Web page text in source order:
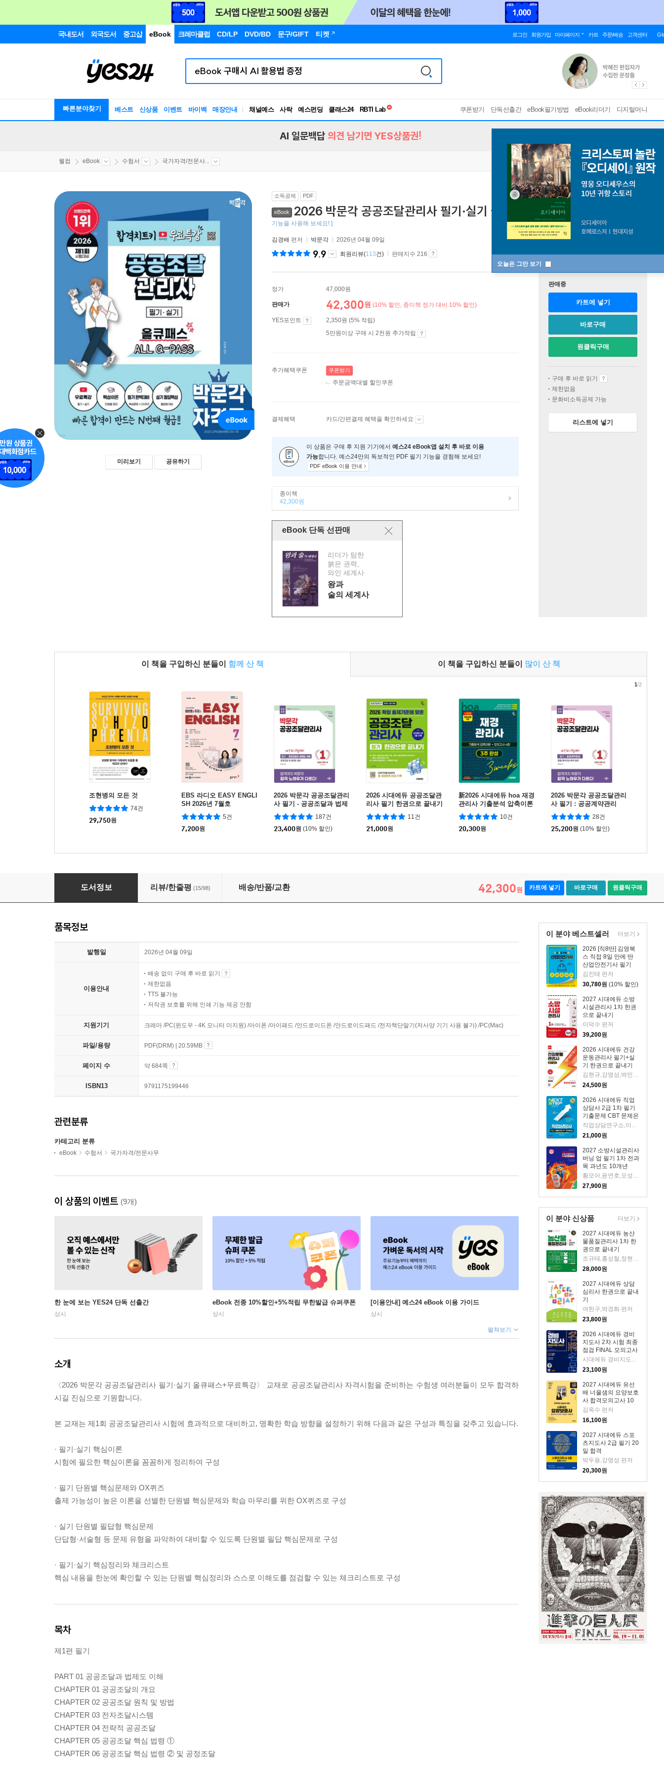
국내도서 외국도서 중고샵 eBook 크레마클럽 CD/LP DVD/BD 문구/GIFT 티켓 로그인 회원가입 마이페이지 카트 주문/배송 고객센터
빠른분야찾기 베스트 신상품 이벤트 바이백 매장안내 채널예스 사락 예스펀딩 클래스24
RBTI Lab
독서유형검사
쿠폰받기 단독선출간 eBook필기방법 eBook리더기 디지털머니
오늘은 그만 보기
AI 일문백답 의견 남기면 YES상품권!
웰컴 eBook 수험서 국가자격/전문사...
미리보기 공유하기
소득공제 PDF
eBook 2026 박문각 공공조달관리사 필기·실기 올큐패스+무료특강
기능을 사용해 보세요! ]
김경배 편저 박문각 2026년 04월 09일
9.9 회원리뷰(113건) 판매지수 216
정가 47,000원
판매가 42,300원 (10% 할인, 종이책 정가 대비 10% 할인)
YES포인트
2,350원 (5% 적립)
5만원이상 구매 시 2천원 추가적립
추가혜택쿠폰 쿠폰받기
주문금액대별 할인쿠폰
결제혜택 카드/간편결제 혜택을 확인하세요
이 상품은 구매 후 지원 기기에서 예스24 eBook앱 설치 후 바로 이용
가능합니다. 예스24만의 독보적인 PDF 필기 기능을 경험해 보세요!
PDF eBook 이용 안내
종이책
42,300원
eBook 단독 선판매
리더가 탐한
붉은 권력,
와인 세계사
왕과
술의 세계사
판매중
카트에 넣기
바로구매
원클릭구매
구매 후 바로 읽기
제한없음
문화비소득공제 가능
리스트에 넣기
이 책을 구입하신 분들이 함께 산 책 이 책을 구입하신 분들이 많이 산 책
조현병의 모든 것
74건
29,750원
EBS 라디오 EASY ENGLI
SH 2026년 7월호
5건
7,200원
2026 박문각 공공조달관리
사 필기 - 공공조달과 법제
도 이해
187건
23,400원 (10% 할인)
2026 시대에듀 공공조달관
리사 필기 한권으로 끝내기
11건
21,000원
新2026 시대에듀 hoa 재경
관리사 기출분석 압축이론
+ 모의고사 4회 3주 완성
10건
20,300원
2026 박문각 공공조달관리
사 필기 : 공공계약관리
28건
25,200원 (10% 할인)
1/2
2026 박문각 공공조달관리사 필기·실기 올큐패스+무료특강
도서정보 리뷰/한줄평 (15/98) 배송/반품/교환 42,300원 카트에 넣기 바로구매 원클릭구매
이 분야 베스트셀러
2026 [직8딴] 김영북
스 직접 8일 만에 딴
산업안전기사 필기
김진태 편저
30,780원 (10% 할인)
2027 시대에듀 소방
시설관리사 1차 한권
으로 끝내기
이덕수 편저
39,200원
2026 시대에듀 건강
운동관리사 필기+실
기 한권으로 끝내기
김현규,강명성,박민혁 저
24,500원
2026 시대에듀 직업
상담사 2급 1차 필기
기출문제 CBT 문제은
행
직업상담연구소,이용석 저
21,000원
2027 소방시설관리사
버닝 업 필기 1차 전과
목 과년도 10개년
황모아,윤연호,모성은,이승화,함형덕,김정희,정운호 저
27,900원
더보기
이 분야 신상품
2027 시대에듀 농산
물품질관리사 1차 한
권으로 끝내기
조규태,홍성철,정현철 편저/이영복 감수
28,000원
2027 시대에듀 상담
심리사 한권으로 끝내
기
여한구,박경화 편저
23,800원
2026 시대에듀 경비
지도사 2차 시험 최종
점검 FINAL 모의고사
[일반경비]
시대에듀 경비지도사 교수진 편저
23,100원
2027 시대에듀 유선
배 너울샘의 요양보호
사 합격모의고사 10
회 + 핵심요약 합격노
트
김옥수 편저
16,100원
2027 시대에듀 스포
츠지도사 2급 필기 20
일 합격
박두용,강명성 편저
20,300원
더보기
품목정보
발행일 2026년 04월 09일
이용안내
배송 없이 구매 후 바로 읽기
제한없음
TTS 불가능
저작권 보호를 위해 인쇄 기능 제공 안함
지원기기 크레마 /PC(윈도우 - 4K 모니터 미지원) /아이폰 /아이패드 /안드로이드폰 /안드로이드패드 /전자책단말기(저사양 기기 사용 불가) /PC(Mac)
파일/용량 PDF(DRM) | 20.59MB
페이지 수 약 684쪽
ISBN13 9791175199446
관련분류
카테고리 분류
eBook 수험서 국가자격/전문사무
이 상품의 이벤트 (9개)
한 눈에 보는 YES24 단독 선출간
상시
eBook 전종 10%할인+5%적립 무한발급 슈퍼쿠폰
상시
[이용안내] 예스24 eBook 이용 가이드
상시
펼쳐보기
소개
〈2026 박문각 공공조달관리사 필기·실기 올큐패스+무료특강〉 교재로 공공조달관리사 자격시험을 준비하는 수험생 여러분들이 모두 합격하
시길 진심으로 기원합니다.
본 교재는 제1회 공공조달관리사 시험에 효과적으로 대비하고, 명확한 학습 방향을 설정하기 위해 다음과 같은 구성과 특징을 갖추고 있습니다.
· 필기·실기 핵심이론
시험에 필요한 핵심이론을 꼼꼼하게 정리하여 구성
· 필기 단원별 핵심문제와 OX퀴즈
출제 가능성이 높은 이론을 선별한 단원별 핵심문제와 학습 마무리를 위한 OX퀴즈로 구성
· 실기 단원별 필답형 핵심문제
단답형·서술형 등 문제 유형을 파악하여 대비할 수 있도록 단원별 필답 핵심문제로 구성
· 필기·실기 핵심정리와 체크리스트
핵심 내용을 한눈에 확인할 수 있는 단원별 핵심정리와 스스로 이해도를 점검할 수 있는 체크리스트로 구성
목차
제1편 필기
PART 01 공공조달과 법제도 이해
CHAPTER 01 공공조달의 개요
CHAPTER 02 공공조달 원칙 및 방법
CHAPTER 03 전자조달시스템
CHAPTER 04 전략적 공공조달
CHAPTER 05 공공조달 핵심 법령 ①
CHAPTER 06 공공조달 핵심 법령 ② 및 공정조달